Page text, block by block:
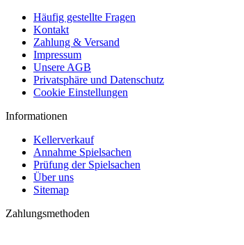
Häufig gestellte Fragen
Kontakt
Zahlung & Versand
Impressum
Unsere AGB
Privatsphäre und Datenschutz
Cookie Einstellungen
Informationen
Kellerverkauf
Annahme Spielsachen
Prüfung der Spielsachen
Über uns
Sitemap
Zahlungsmethoden